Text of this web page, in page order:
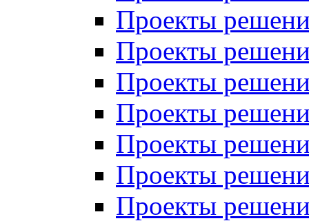
Проекты
Проекты
Проекты
Проекты
Проекты
Проекты
Проекты